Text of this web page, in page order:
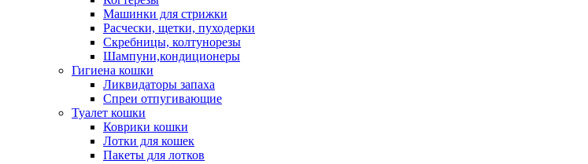
Машинки для стрижки
Расчески, щетки, пуходерки
Скребницы, колтунорезы
Шампуни,кондиционеры
Гигиена кошки
Ликвидаторы запаха
Спреи отпугивающие
Туалет кошки
Коврики кошки
Лотки для кошек
Пакеты для лотков